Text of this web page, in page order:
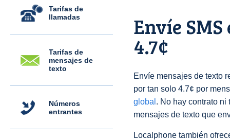
Tarifas de
llamadas
Tarifas de
mensajes de
texto
Números
entrantes
Envíe
4.7¢
Envíe mensajes de texto
por tan solo 4.7¢ por
global . No hay contrato ni
mensajes de texto que
Localphone también